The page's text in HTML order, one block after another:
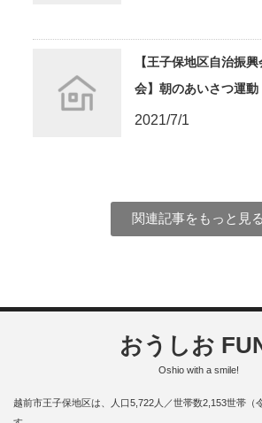
【王子保地区自治振
会】朝のあいさつ運動
2021/7/1
関連記事をもっと見る
おうしお
Oshio with a smile!
越前市王子保地区は、人口5,722人／世帯数2,153世帯（